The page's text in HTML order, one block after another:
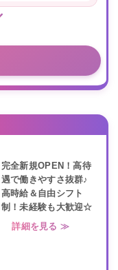
完全新規OPEN！高待
遇で働きやすさ抜群♪
高時給＆自由シフト
制！未経験も大歓迎☆
詳細を見る ≫